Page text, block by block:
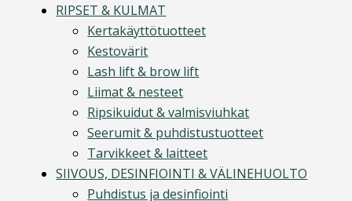
RIPSET & KULMAT
Kertakäyttötuotteet
Kestovärit
Lash lift & brow lift
Liimat & nesteet
Ripsikuidut & valmisviuhkat
Seerumit & puhdistustuotteet
Tarvikkeet & laitteet
SIIVOUS, DESINFIOINTI & VÄLINEHUOLTO
Puhdistus ja desinfiointi